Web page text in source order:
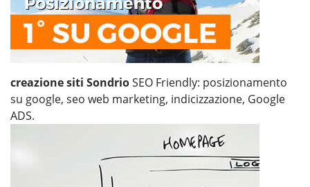
creazione siti SondrioSEO Friendly: posizionamento
su google, seo web marketing, indicizzazione, Google
ADS.